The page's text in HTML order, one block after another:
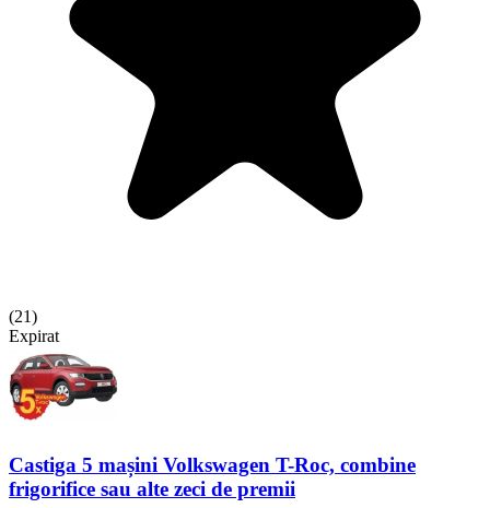
(21)
Expirat
Castiga 5 mașini Volkswagen T-Roc, combine
frigorifice sau alte zeci de premii